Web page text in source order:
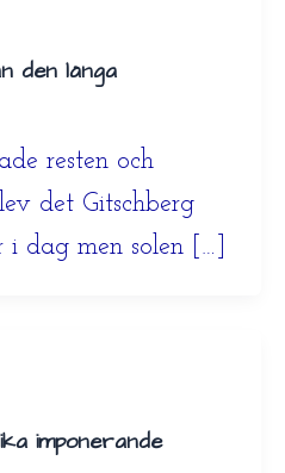
den långa
resten och
det Gitschberg
dag men solen […]
imponerande